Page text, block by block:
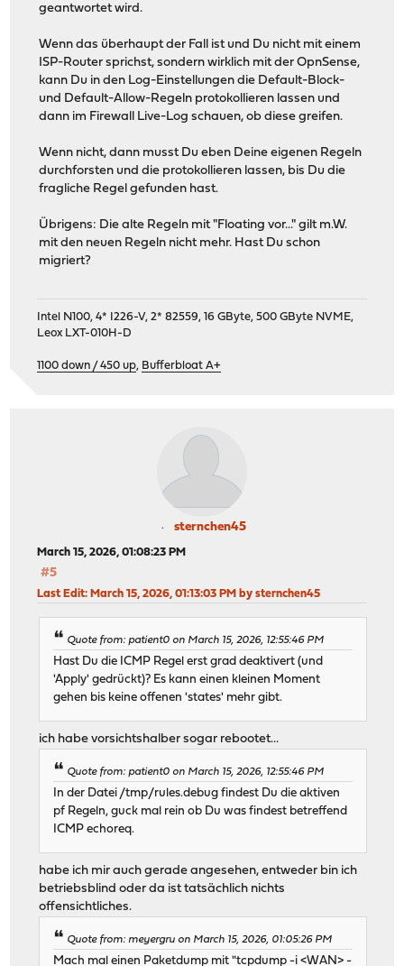
geantwortet wird.
Wenn das überhaupt der Fall ist und Du nicht mit einem
ISP-Router sprichst, sondern wirklich mit der OpnSense,
kann Du in den Log-Einstellungen die Default-Block-
und Default-Allow-Regeln protokollieren lassen und
dann im Firewall Live-Log schauen, ob diese greifen.
Wenn nicht, dann musst Du eben Deine eigenen Regeln
durchforsten und die protokollieren lassen, bis Du die
fragliche Regel gefunden hast.
Übrigens: Die alte Regeln mit "Floating vor..." gilt m.W.
mit den neuen Regeln nicht mehr. Hast Du schon
migriert?
Intel N100, 4* I226-V, 2* 82559, 16 GByte, 500 GByte NVME,
Leox LXT-010H-D
1100 down / 450 up, Bufferbloat A+
sternchen45
March 15, 2026, 01:08:23 PM
#5
Last Edit: March 15, 2026, 01:13:03 PM by sternchen45
Quote from: patient0 on March 15, 2026, 12:55:46 PM
Hast Du die ICMP Regel erst grad deaktivert (und
'Apply' gedrückt)? Es kann einen kleinen Moment
gehen bis keine offenen 'states' mehr gibt.
ich habe vorsichtshalber sogar rebootet...
Quote from: patient0 on March 15, 2026, 12:55:46 PM
In der Datei /tmp/rules.debug findest Du die aktiven
pf Regeln, guck mal rein ob Du was findest betreffend
ICMP echoreq.
habe ich mir auch gerade angesehen, entweder bin ich
betriebsblind oder da ist tatsächlich nichts
offensichtliches.
Quote from: meyergru on March 15, 2026, 01:05:26 PM
Mach mal einen Paketdump mit "tcpdump -i <WAN> -